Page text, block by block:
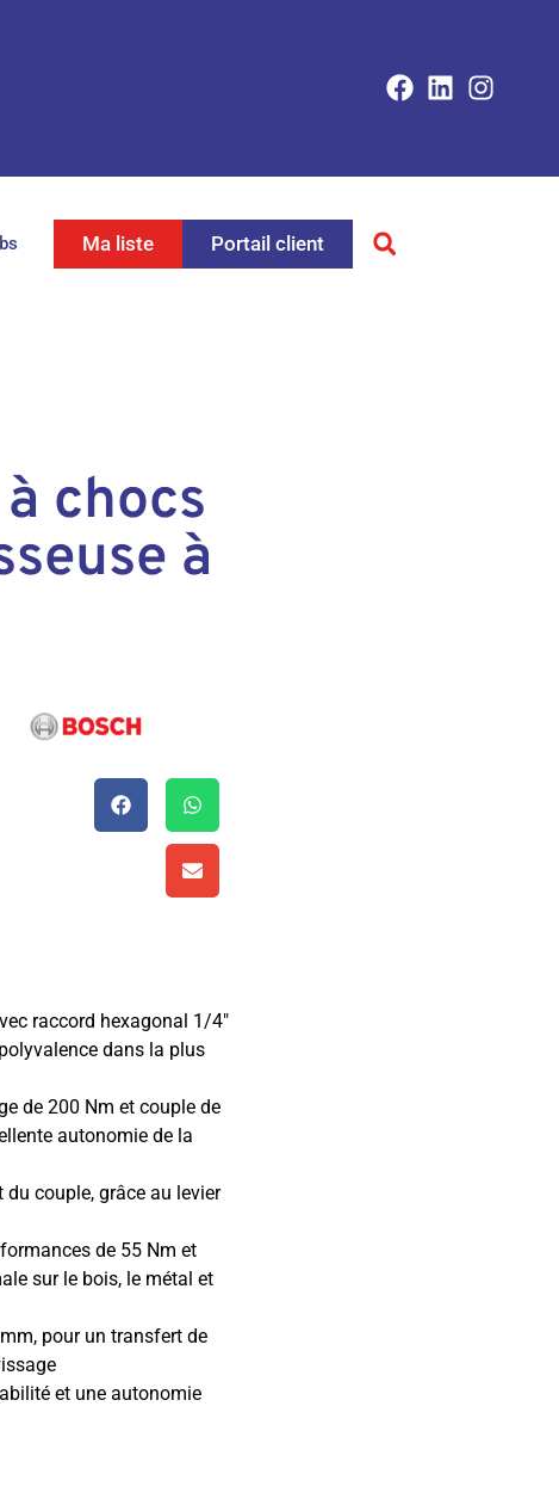
Ma liste Portail client
chocs
à
raccord hexagonal 1/4″
dans la plus
de 200 Nm et couple de
autonomie de la
couple, grâce au levier
de 55 Nm et
sur le bois, le métal et
pour un transfert de
et une autonomie